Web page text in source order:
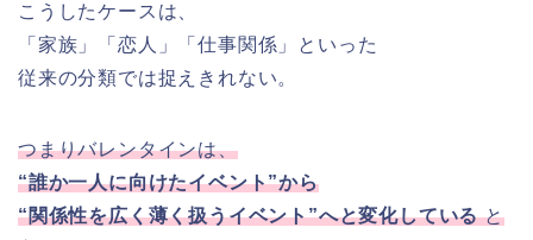
こうしたケースは、
「家族」「恋人」「仕事関係」といった
従来の分類では捉えきれない。
つまりバレンタインは、
“誰か一人に向けたイベント”から
“関係性を広く薄く扱うイベント”へと変化していると